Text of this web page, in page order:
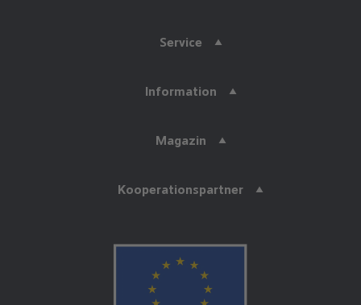
Service
Information
Magazin
Kooperationspartner